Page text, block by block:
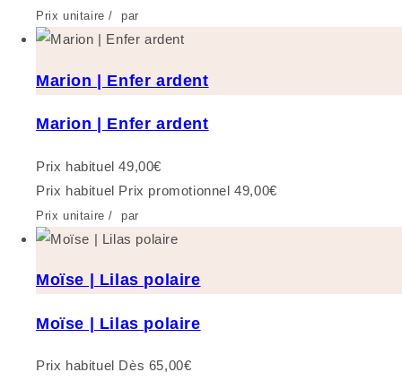
Prix unitaire / par
Marion | Enfer ardent
Marion | Enfer ardent
Prix habituel 49,00€
Prix habituel Prix promotionnel 49,00€
Prix unitaire / par
Moïse | Lilas polaire
Moïse | Lilas polaire
Prix habituel Dès 65,00€